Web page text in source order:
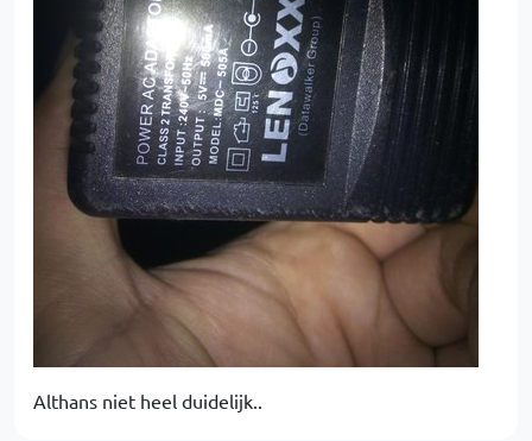
Althans niet heel duidelijk..